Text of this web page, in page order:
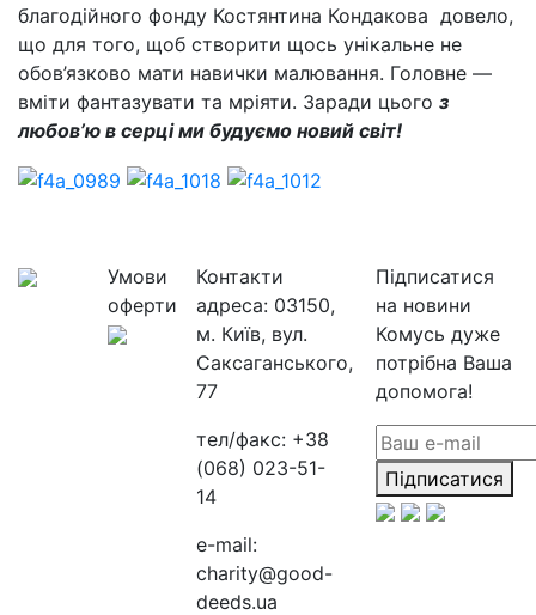
благодійного фонду Костянтина Кондакова довело,
що для того, щоб створити щось унікальне не
обов’язково мати навички малювання. Головне —
вміти фантазувати та мріяти. Заради цього з
любов’ю в серці ми будуємо новий світ!
Умови
оферти
Контакти
адреса: 03150,
м. Київ, вул.
Саксаганського,
77
тел/факс: +38
(068) 023-51-
14
e-mail:
charity@good-
deeds.ua
Підписатися
на новини
Комусь дуже
потрібна Ваша
допомога!
Підписатися